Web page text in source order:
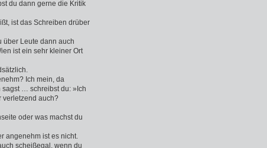
du dann gerne die Kritik
ist das Schreiben drüber
über Leute dann auch
ist ein sehr kleiner Ort
Ich mein, da
… schreibst du: »Ich
verletzend auch?
oder was machst du
angenehm ist es nicht.
scheißegal, wenn du